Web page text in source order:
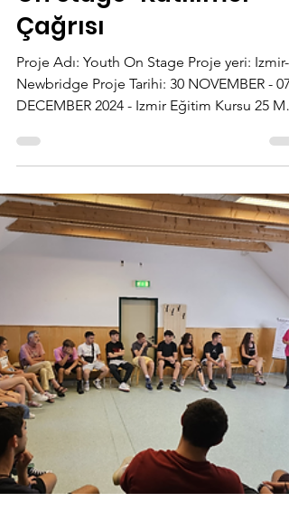
1 dakikada okunur
Cosmos Youth "Youth
On Stage" Katılımcı
Çağrısı
Proje Adı: Youth On Stage Proje yeri: Izmir-
Newbridge Proje Tarihi: 30 NOVEMBER - 07
DECEMBER 2024 - Izmir Eğitim Kursu 25
- 28 MAY ...